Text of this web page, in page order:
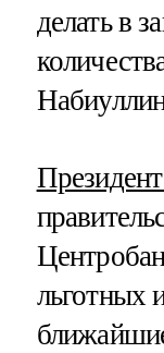
делать в
льготных